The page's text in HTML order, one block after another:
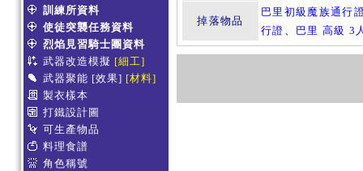
訓練所資料
使徒突襲任務資料
烈焰見習騎士團資料
武器改造模擬 [細工]
武器聚能 [效果] [材料]
製衣樣本
打鐵設計圖
可生產物品
料理食譜
角色稱號
掉落物品
巴里初級魔族通行
行證 、 巴里 高級 3